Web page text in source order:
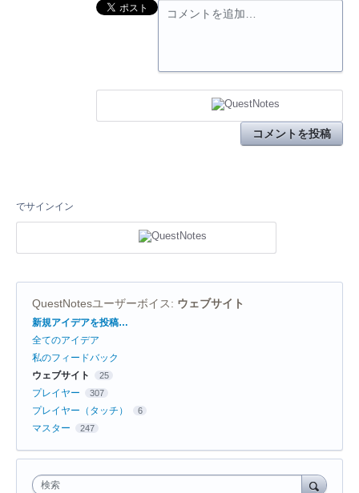
コメントを追加…
コメントを投稿
でサインイン
QuestNotesユーザーボイス: ウェブサイト
カ
ゴ
リ
新規アイデアを投稿…
全てのアイデア
私のフィードバック
ウェブサイト
25
プレイヤー 307
プレイヤー（タッチ） 6
マスター 247
検索